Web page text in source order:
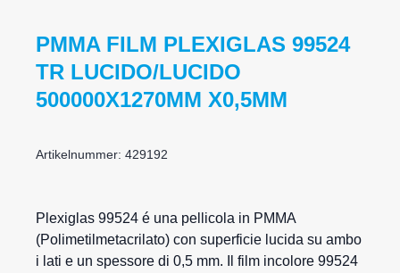
PMMA FILM PLEXIGLAS 99524
TR LUCIDO/LUCIDO
500000X1270MM X0,5MM
Artikelnummer: 429192
Plexiglas 99524 é una pellicola in PMMA
(Polimetilmetacrilato) con superficie lucida su ambo
i lati e un spessore di 0,5 mm. Il film incolore 99524